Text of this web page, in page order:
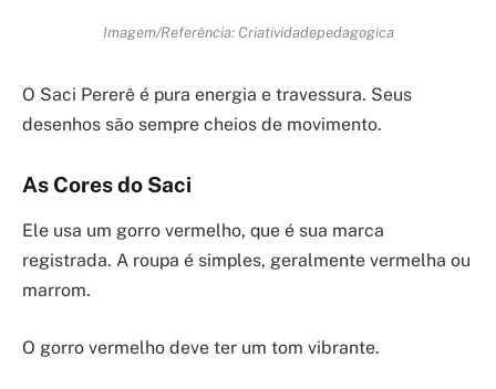
Imagem/Referência: Criatividadepedagogica
O Saci Pererê é pura energia e travessura. Seus
desenhos são sempre cheios de movimento.
As Cores do Saci
Ele usa um gorro vermelho, que é sua marca
registrada. A roupa é simples, geralmente vermelha ou
marrom.
O gorro vermelho deve ter um tom vibrante.